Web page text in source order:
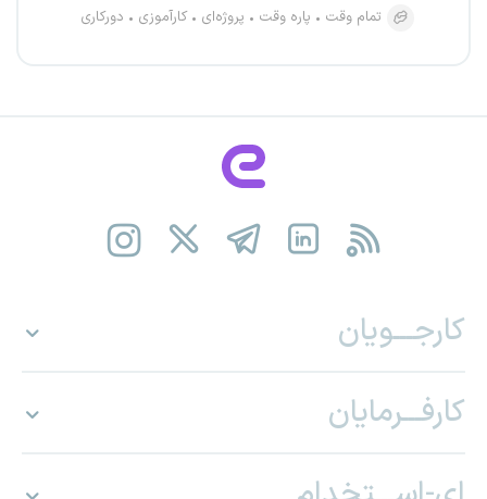
تمام وقت
پاره وقت پروژه‌ای کارآموزی دورکاری
کارجـــویان
کارفـــرمایان